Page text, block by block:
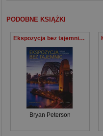
PODOBNE KSIĄŻKI
Ekspozycja bez tajemnic Jak robić świetne zdjęcia każdym aparatem
Bryan Peterson